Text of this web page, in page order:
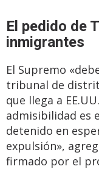
El pedido de
inmigrantes
El Supremo
tribunal de
que llega a
admisibilidad es
detenido en
expulsión»,
firmado por el